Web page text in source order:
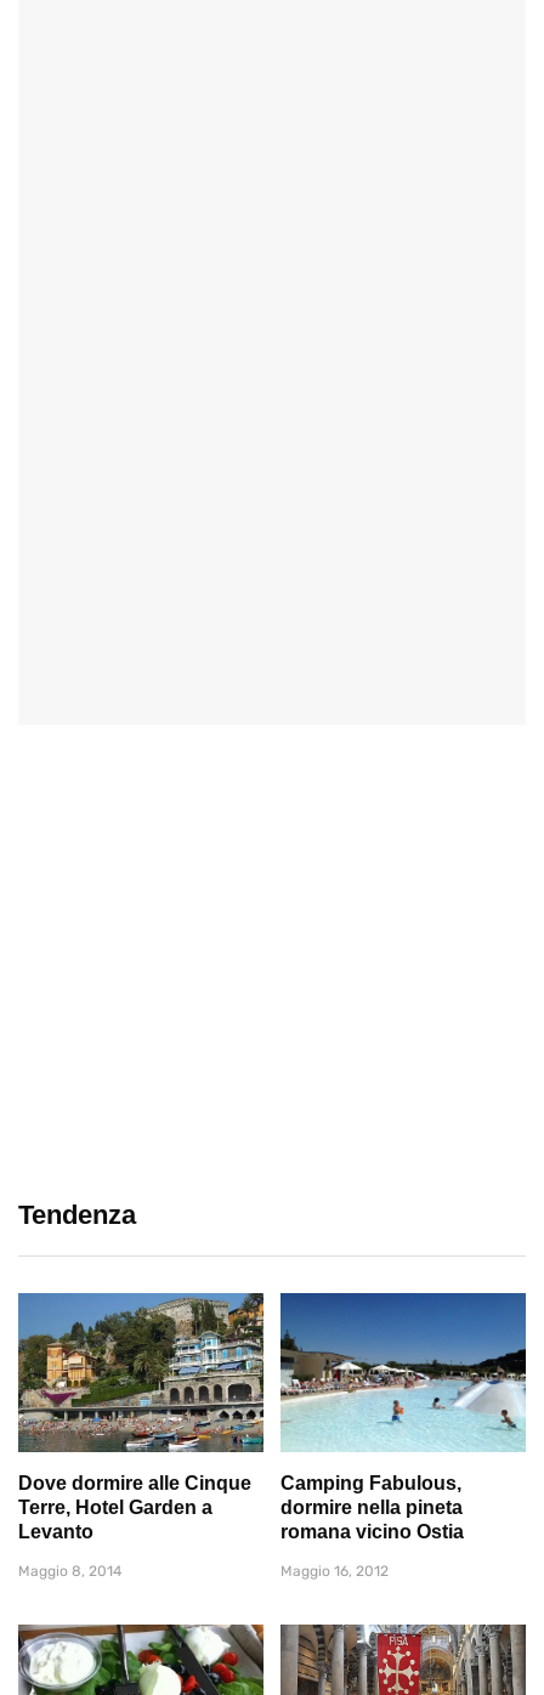
Tendenza
Dove dormire alle Cinque
Terre, Hotel Garden a
Levanto
Maggio 8, 2014
Camping Fabulous,
dormire nella pineta
romana vicino Ostia
Maggio 16, 2012